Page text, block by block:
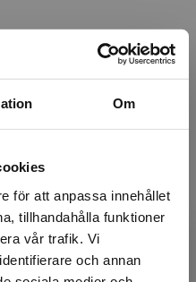
Om
för att anpassa innehållet
tillhandahålla funktioner
vår trafik. Vi
och annan